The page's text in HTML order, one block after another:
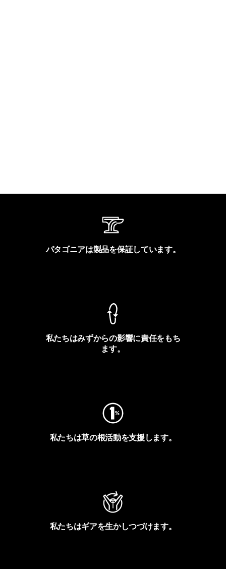
パタゴニアは製品を保証しています。
私たちはみずからの影響に責任をもち
ます。
私たちは草の根活動を支援します。
私たちはギアを生かしつづけます。